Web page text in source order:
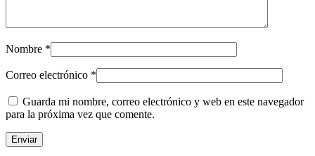
Nombre *
Correo electrónico *
Guarda mi nombre, correo electrónico y web en este navegador
para la próxima vez que comente.